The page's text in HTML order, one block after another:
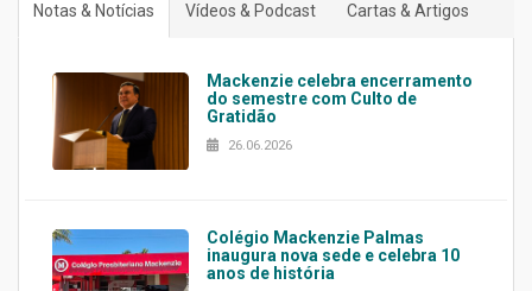
Notas & Notícias Vídeos & Podcast Cartas & Artigos
Mackenzie celebra encerramento
do semestre com Culto de
Gratidão
26.06.2026
Colégio Mackenzie Palmas
inaugura nova sede e celebra 10
anos de história